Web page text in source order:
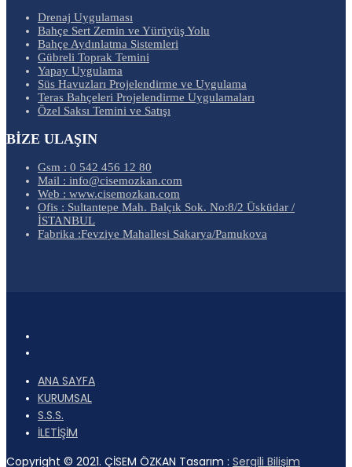
Drenaj Uygulaması
Bahçe Sert Zemin ve Yürüyüş Yolu
Bahçe Aydınlatma Sistemleri
Gübreli Toprak Temini
Yapay Uygulama
Süs Havuzları Projelendirme ve Uygulama
Teras Bahçeleri Projelendirme Uygulamaları
Özel Saksı Temini ve Satışı
BİZE ULAŞIN
Gsm : 0 542 456 12 80
Mail : info@cisemozkan.com
Web : www.cisemozkan.com
Ofis : Sultantepe Mah. Balçık Sok. No:8/2 Üsküdar /
İSTANBUL
Fabrika :Fevziye Mahallesi Sakarya/Pamukova
ANA SAYFA
KURUMSAL
S.S.S.
İLETİŞİM
Copyright © 2021. ÇİSEM ÖZKAN Tasarım : Sergili Bilişim